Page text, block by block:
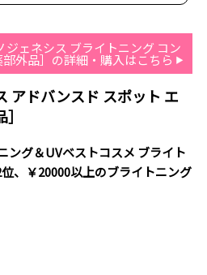
ジェネシス ブライトニング コン
外品］の詳細・購入はこちら
アドバンスド スポット エ
ング＆UVベストコスメ ブライト
、￥20000以上のブライトニング